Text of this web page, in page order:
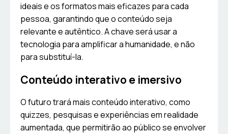
ideais e os formatos mais eficazes para cada
pessoa, garantindo que o conteúdo seja
relevante e autêntico. A chave será usar a
tecnologia para amplificar a humanidade, e não
para substituí-la.
Conteúdo interativo e imersivo
O futuro trará mais conteúdo interativo, como
quizzes, pesquisas e experiências em realidade
aumentada, que permitirão ao público se envolver